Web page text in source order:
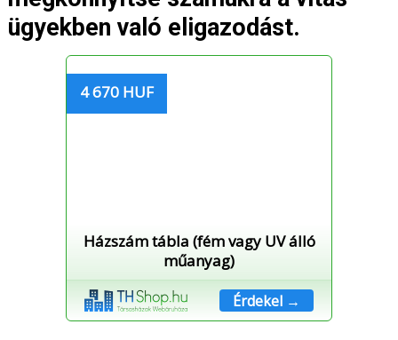
ügyekben való eligazodást.
4 670 HUF
Házszám tábla (fém vagy UV álló
műanyag)
Érdekel →